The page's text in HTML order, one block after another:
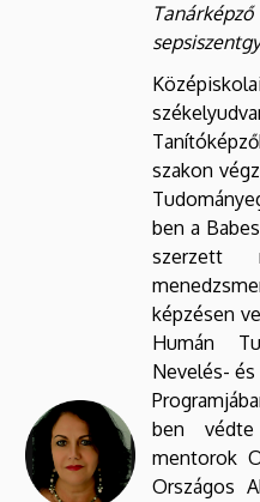
szakon
ben a
szerzett
képzésen
Humán
Nevelés-
ben
mentorok
Országos